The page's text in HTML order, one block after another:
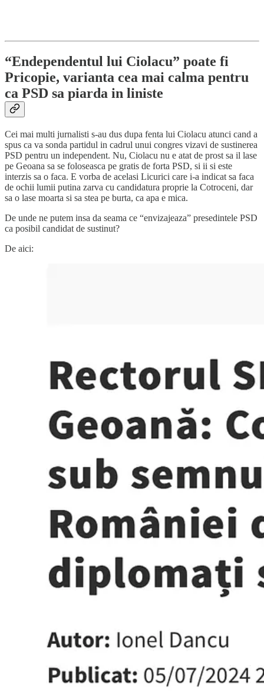
“Endependentul lui Ciolacu” poate fi
Pricopie, varianta cea mai calma pentru
ca PSD sa piarda in liniste
Cei mai multi jurnalisti s-au dus dupa fenta lui Ciolacu atunci cand a
spus ca va sonda partidul in cadrul unui congres vizavi de sustinerea
PSD pentru un independent. Nu, Ciolacu nu e atat de prost sa il lase
pe Geoana sa se foloseasca pe gratis de forta PSD, si ii si este
interzis sa o faca. E vorba de acelasi Licurici care i-a indicat sa faca
de ochii lumii putina zarva cu candidatura proprie la Cotroceni, dar
sa o lase moarta si sa stea pe burta, ca apa e mica.
De unde ne putem insa da seama ce “envizajeaza” presedintele PSD
ca posibil candidat de sustinut?
De aici: